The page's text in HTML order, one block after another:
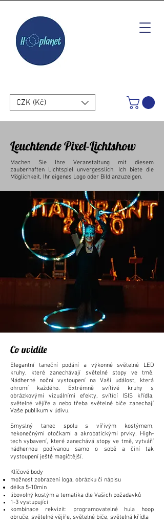
CZK (Kč)
Leuchtende Pixel-Lichtshow
Machen Sie Ihre Veranstaltung mit diesem
zauberhaften Lichtspiel unvergesslich. Ich biete die
Möglichkeit, Ihr eigenes Logo oder Bild anzuzeigen.
Co uvidíte
Elegantní taneční podání a výkonné světelné LED
kruhy, které zanechávají světelné stopy ve tmě.
Nádherné noční vystoupení na Vaši událost, která
ohromí každého. Extrémně svítivé kruhy s
obrázkovými vizuálními efekty, svítící ISIS křídla,
světelné vějíře a nebo třeba světelné biče zanechají
Vaše publikum v údivu.
Smyslný tanec spolu s vířivým kostýmem,
nekonečnými otočkami a akrobatickými prvky. High-
tech vybavení, které zanechává stopy ve tmě, vytváří
nádhernou podívanou samo o sobě a činí tak
vystoupení ještě magičtější.
Klíčové body
možnost zobrazení loga, obrázku či nápisu
délka 5-10min
libovolný kostým a tematika dle Vašich požadavků
1-3 vystupující
kombinace rekvizit: programovatelné hula hoop
obruče, světelné vějíře, světelné biče, světelná křídla